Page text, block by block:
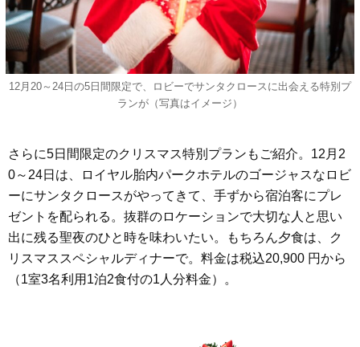
12月20～24日の5日間限定で、ロビーでサンタクロースに出会える特別プ
ランが（写真はイメージ）
さらに5日間限定のクリスマス特別プランもご紹介。12月2
0～24日は、ロイヤル胎内パークホテルのゴージャスなロビ
ーにサンタクロースがやってきて、手ずから宿泊客にプレ
ゼントを配られる。抜群のロケーションで大切な人と思い
出に残る聖夜のひと時を味わいたい。もちろん夕食は、ク
リスマススペシャルディナーで。料金は税込20,900 円から
（1室3名利用1泊2食付の1人分料金）。